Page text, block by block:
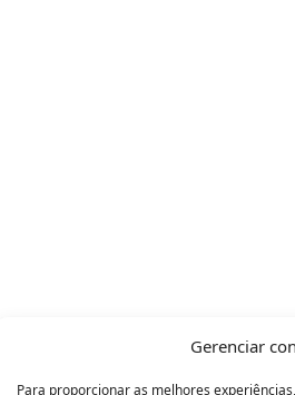
Gerenciar
Para proporcionar as melhores